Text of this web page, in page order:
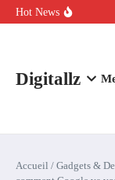
Aller au contenu
Hot News
Digitallz
Accueil / Gadgets &